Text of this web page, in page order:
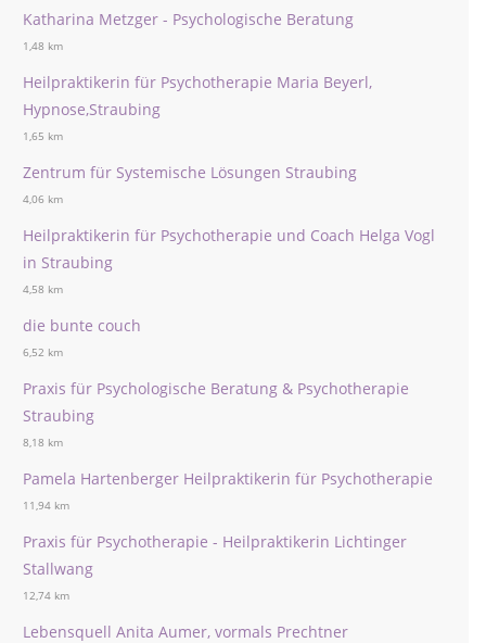
Katharina Metzger - Psychologische Beratung
1,48 km
Heilpraktikerin für Psychotherapie Maria Beyerl,
Hypnose,Straubing
1,65 km
Zentrum für Systemische Lösungen Straubing
4,06 km
Heilpraktikerin für Psychotherapie und Coach Helga Vogl
in Straubing
4,58 km
die bunte couch
6,52 km
Praxis für Psychologische Beratung & Psychotherapie
Straubing
8,18 km
Pamela Hartenberger Heilpraktikerin für Psychotherapie
11,94 km
Praxis für Psychotherapie - Heilpraktikerin Lichtinger
Stallwang
12,74 km
Lebensquell Anita Aumer, vormals Prechtner